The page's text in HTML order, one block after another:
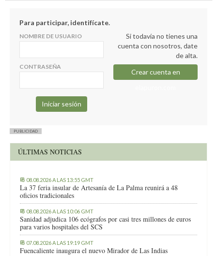
Para participar, identifícate.
NOMBRE DE USUARIO
CONTRASEÑA
Si todavía no tienes una
cuenta con nosotros, date
de alta.
Crear cuenta en
PUBLICIDAD
ÚLTIMAS NOTICIAS
08.08.2026 A LAS 13:55 GMT
La 37 feria insular de Artesanía de La Palma reunirá a 48
oficios tradicionales
08.08.2026 A LAS 10:06 GMT
Sanidad adjudica 106 ecógrafos por casi tres millones de euros
para varios hospitales del SCS
07.08.2026 A LAS 19:19 GMT
Fuencaliente inaugura el nuevo Mirador de Las Indias